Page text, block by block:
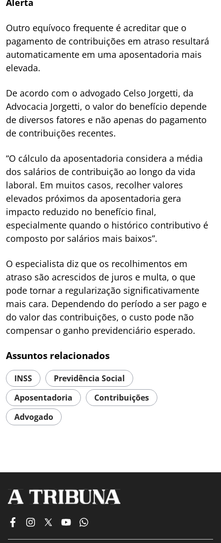
Outro equívoco frequente é acreditar que o
pagamento de contribuições em atraso resultará
automaticamente em uma aposentadoria mais
elevada.
De acordo com o advogado Celso Jorgetti, da
Advocacia Jorgetti, o valor do benefício depende
de diversos fatores e não apenas do pagamento
de contribuições recentes.
“O cálculo da aposentadoria considera a média
dos salários de contribuição ao longo da vida
laboral. Em muitos casos, recolher valores
elevados próximos da aposentadoria gera
impacto reduzido no benefício final,
especialmente quando o histórico contributivo é
composto por salários mais baixos”.
O especialista diz que os recolhimentos em
atraso são acrescidos de juros e multa, o que
pode tornar a regularização significativamente
mais cara. Dependendo do período a ser pago e
do valor das contribuições, o custo pode não
compensar o ganho previdenciário esperado.
Assuntos relacionados
INSS
Previdência Social
Aposentadoria
Contribuições
Advogado